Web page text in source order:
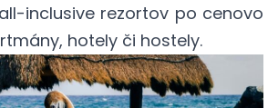
inclusive rezortov po cenovo
hotely či hostely.